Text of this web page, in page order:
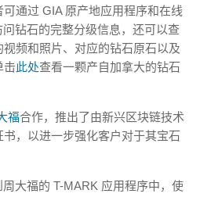
通过 GIA 原产地应用程序和在线
问钻石的完整分级信息，还可以查
频和照片、对应的钻石原石以及
击此处查看一颗产自加拿大的钻石
福合作，推出了由新兴区块链技术
，以进一步强化客户对于其宝石
大福的 T-MARK 应用程序中，使